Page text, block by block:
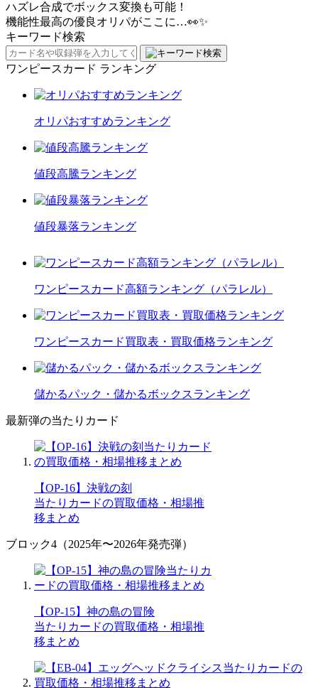
ハズレ合成でボックス変換も可能！
機能性最高の優良オリパがここに…👀✨
キーワード検索
ワンピースカード ランキング
オリパおすすめランキング
値段高騰ランキング
値段暴落ランキング
ワンピースカード高額ランキング（パラレル）
ワンピースカード買取表・買取価格ランキング
儲かるパック・儲かるボックスランキング
最新弾の当たりカード
【OP-16】決戦の刻
当たりカードの買取価格・相場推
移まとめ
ブロック4（2025年〜2026年発売弾）
【OP-15】神の島の冒険
当たりカードの買取価格・相場推
移まとめ